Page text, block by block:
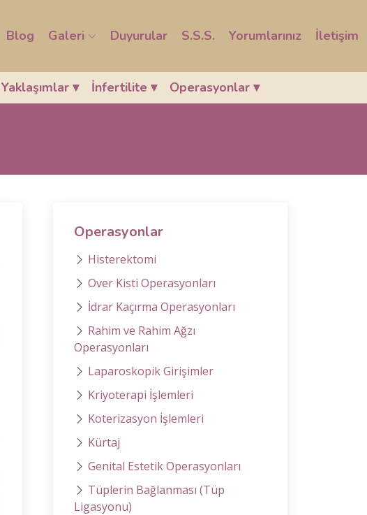
Blog Galeri Duyurular S.S.S. Yorumlarınız İletişim
▾ İnfertilite ▾ Operasyonlar ▾
Operasyonlar
Histerektomi
Over Kisti Operasyonları
İdrar Kaçırma Operasyonları
Rahim ve Rahim Ağzı
Operasyonları
Laparoskopik Girişimler
Kriyoterapi İşlemleri
Koterizasyon İşlemleri
Kürtaj
Genital Estetik Operasyonları
Tüplerin Bağlanması (Tüp
Ligasyonu)